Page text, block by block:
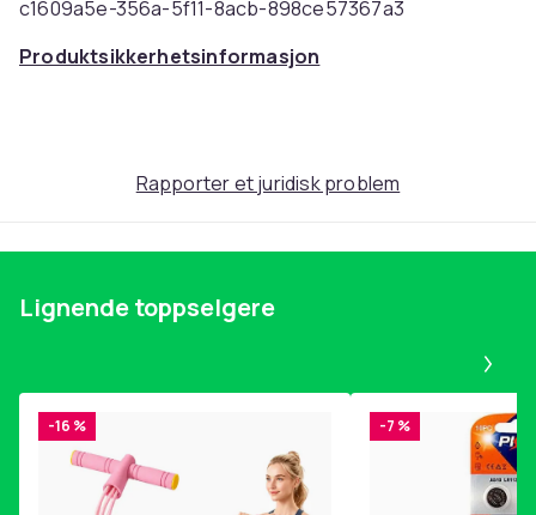
c1609a5e-356a-5f11-8acb-898ce57367a3
Produktsikkerhetsinformasjon
Rapporter et juridisk problem
Lignende toppselgere
-16 % -7 %